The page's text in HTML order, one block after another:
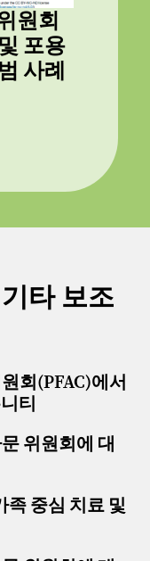
원회
포용
사례
타 보조
회(PFAC)에서
티
위원회에 대
족 중심 치료 및